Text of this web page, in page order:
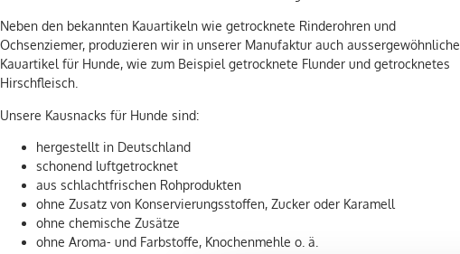
Neben den bekannten Kauartikeln wie getrocknete Rinderohren und
Ochsenziemer, produzieren wir in unserer Manufaktur auch aussergewöhnliche
Kauartikel für Hunde, wie zum Beispiel getrocknete Flunder und getrocknetes
Hirschfleisch.
Unsere Kausnacks für Hunde sind:
hergestellt in Deutschland
schonend luftgetrocknet
aus schlachtfrischen Rohprodukten
ohne Zusatz von Konservierungsstoffen, Zucker oder Karamell
ohne chemische Zusätze
ohne Aroma- und Farbstoffe, Knochenmehle o. ä.